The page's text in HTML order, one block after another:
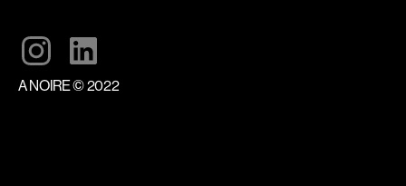
A NOIRE © 2022